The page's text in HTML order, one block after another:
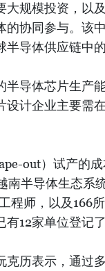
大规模投资，以
的协同参与。该
导体供应链中的
半导体芯片生产
设计企业主要需
out）试产的
南半导体生态系
程师，以及166
12家单位登记
克历表示，通过